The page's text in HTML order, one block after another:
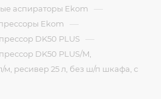
аспираторы Ekom —
Ekom —
DK50 PLUS —
DK50 PLUS/M,
м, ресивер 25 л, без ш/п шкафа, с